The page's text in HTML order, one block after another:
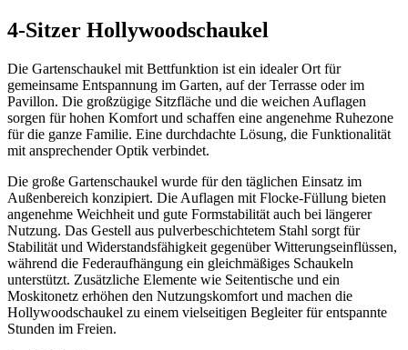
4-Sitzer Hollywoodschaukel
Die Gartenschaukel mit Bettfunktion ist ein idealer Ort für
gemeinsame Entspannung im Garten, auf der Terrasse oder im
Pavillon. Die großzügige Sitzfläche und die weichen Auflagen
sorgen für hohen Komfort und schaffen eine angenehme Ruhezone
für die ganze Familie. Eine durchdachte Lösung, die Funktionalität
mit ansprechender Optik verbindet.
Die große Gartenschaukel wurde für den täglichen Einsatz im
Außenbereich konzipiert. Die Auflagen mit Flocke-Füllung bieten
angenehme Weichheit und gute Formstabilität auch bei längerer
Nutzung. Das Gestell aus pulverbeschichtetem Stahl sorgt für
Stabilität und Widerstandsfähigkeit gegenüber Witterungseinflüssen,
während die Federaufhängung ein gleichmäßiges Schaukeln
unterstützt. Zusätzliche Elemente wie Seitentische und ein
Moskitonetz erhöhen den Nutzungskomfort und machen die
Hollywoodschaukel zu einem vielseitigen Begleiter für entspannte
Stunden im Freien.